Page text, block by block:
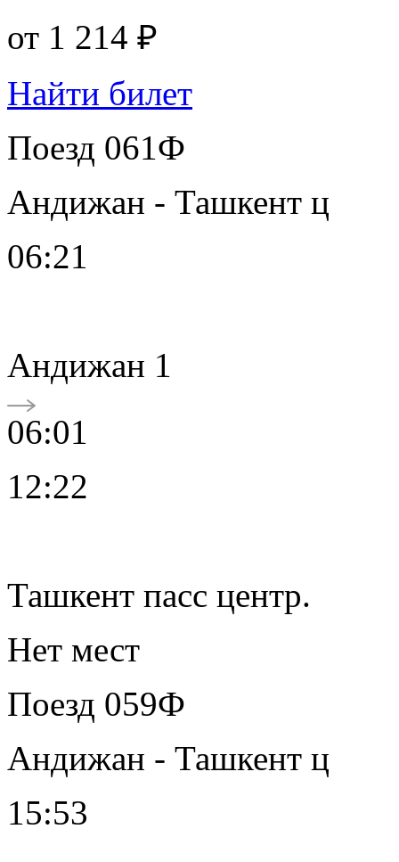
от 1 214 ₽
Найти билет
Поезд 061Ф
Андижан - Ташкент ц
06:21
Андижан 1
06:01
12:22
Ташкент пасс центр.
Нет мест
Поезд 059Ф
Андижан - Ташкент ц
15:53